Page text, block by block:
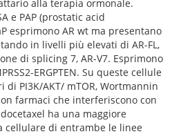
alla terapia ormonale.
e PAP (prostatic acid
esprimono AR wt ma presentano
in livelli più elevati di AR-FL,
di splicing 7, AR-V7. Esprimono
ERGPTEN. Su queste cellule
PI3K/AKT/ mTOR, Wortmannin
farmaci che interferiscono con
ha una maggiore
cellulare di entrambe le linee